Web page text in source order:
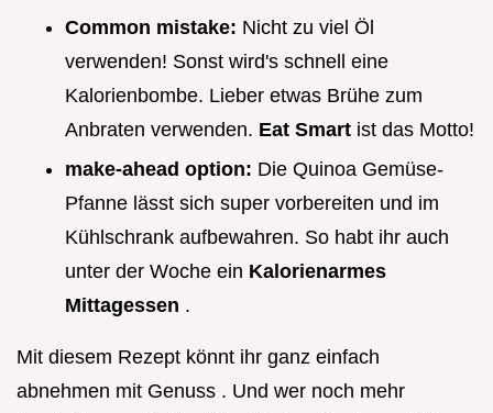
Common mistake: Nicht zu viel Öl
verwenden! Sonst wird's schnell eine
Kalorienbombe. Lieber etwas Brühe zum
Anbraten verwenden. Eat Smart ist das Motto!
make-ahead option: Die Quinoa Gemüse-
Pfanne lässt sich super vorbereiten und im
Kühlschrank aufbewahren. So habt ihr auch
unter der Woche ein Kalorienarmes
Mittagessen .
Mit diesem Rezept könnt ihr ganz einfach
abnehmen mit Genuss . Und wer noch mehr